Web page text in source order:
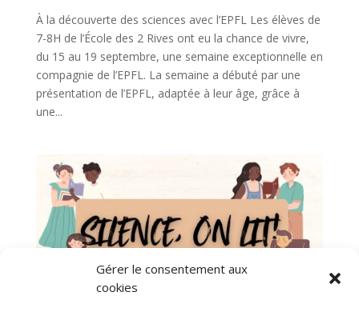
Gérer le consentement aux
cookies
À la découverte des sciences avec l’EPFL Les élèves de
7-8H de l’École des 2 Rives ont eu la chance de vivre,
du 15 au 19 septembre, une semaine exceptionnelle en
compagnie de l’EPFL. La semaine a débuté par une
présentation de l’EPFL, adaptée à leur âge, grâce à
une...